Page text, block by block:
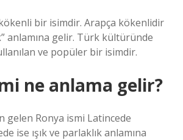
bir isimdir. Arapça kökenlidir
anlamına gelir. Türk kültüründe
ve popüler bir isimdir.
ne anlama gelir?
gelen Ronya ismi Latincede
ise ışık ve parlaklık anlamına